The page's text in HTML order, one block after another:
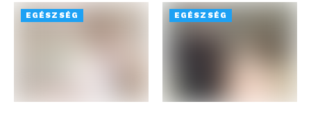
EGÉSZSÉG EGÉSZSÉG